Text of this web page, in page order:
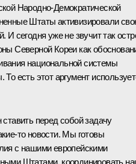
Народно-Демократической
Штаты активизировали
И сегодня уже не звучит так
Северной Кореи как
национальной системы
То есть этот аргумент
перед собой задачу
новости. Мы готовы
с нашими европейскими